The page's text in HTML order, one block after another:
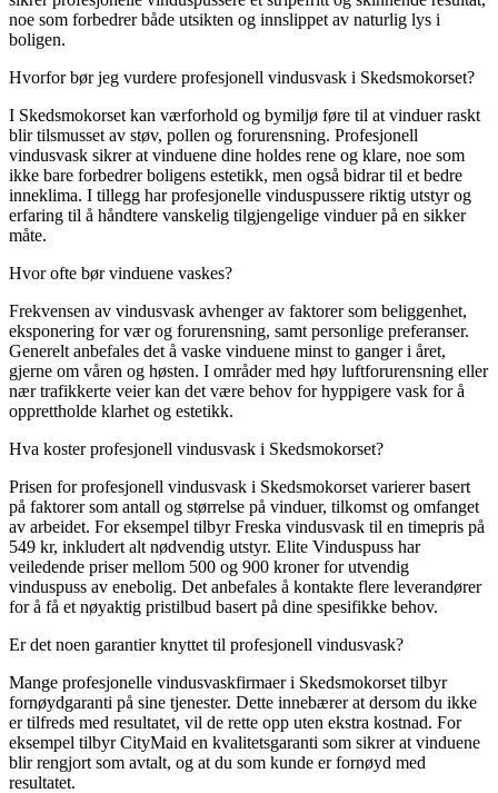
noe som forbedrer både utsikten og innslippet av naturlig lys i
boligen.
Hvorfor bør jeg vurdere profesjonell vindusvask i Skedsmokorset?
I Skedsmokorset kan værforhold og bymiljø føre til at vinduer raskt
blir tilsmusset av støv, pollen og forurensning. Profesjonell
vindusvask sikrer at vinduene dine holdes rene og klare, noe som
ikke bare forbedrer boligens estetikk, men også bidrar til et bedre
inneklima. I tillegg har profesjonelle vinduspussere riktig utstyr og
erfaring til å håndtere vanskelig tilgjengelige vinduer på en sikker
måte.
Hvor ofte bør vinduene vaskes?
Frekvensen av vindusvask avhenger av faktorer som beliggenhet,
eksponering for vær og forurensning, samt personlige preferanser.
Generelt anbefales det å vaske vinduene minst to ganger i året,
gjerne om våren og høsten. I områder med høy luftforurensning eller
nær trafikkerte veier kan det være behov for hyppigere vask for å
opprettholde klarhet og estetikk.
Hva koster profesjonell vindusvask i Skedsmokorset?
Prisen for profesjonell vindusvask i Skedsmokorset varierer basert
på faktorer som antall og størrelse på vinduer, tilkomst og omfanget
av arbeidet. For eksempel tilbyr Freska vindusvask til en timepris på
549 kr, inkludert alt nødvendig utstyr. Elite Vinduspuss har
veiledende priser mellom 500 og 900 kroner for utvendig
vinduspuss av enebolig. Det anbefales å kontakte flere leverandører
for å få et nøyaktig pristilbud basert på dine spesifikke behov.
Er det noen garantier knyttet til profesjonell vindusvask?
Mange profesjonelle vindusvaskfirmaer i Skedsmokorset tilbyr
fornøydgaranti på sine tjenester. Dette innebærer at dersom du ikke
er tilfreds med resultatet, vil de rette opp uten ekstra kostnad. For
eksempel tilbyr CityMaid en kvalitetsgaranti som sikrer at vinduene
blir rengjort som avtalt, og at du som kunde er fornøyd med
resultatet.